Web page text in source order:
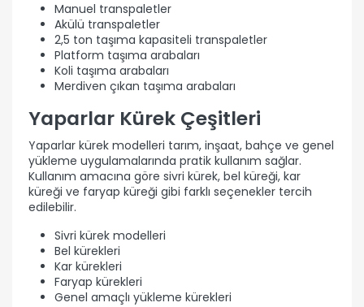
Manuel transpaletler
Akülü transpaletler
2,5 ton taşıma kapasiteli transpaletler
Platform taşıma arabaları
Koli taşıma arabaları
Merdiven çıkan taşıma arabaları
Yaparlar Kürek Çeşitleri
Yaparlar kürek modelleri tarım, inşaat, bahçe ve genel
yükleme uygulamalarında pratik kullanım sağlar.
Kullanım amacına göre sivri kürek, bel küreği, kar
küreği ve faryap küreği gibi farklı seçenekler tercih
edilebilir.
Sivri kürek modelleri
Bel kürekleri
Kar kürekleri
Faryap kürekleri
Genel amaçlı yükleme kürekleri